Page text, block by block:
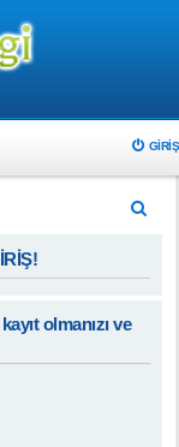
GIRIŞ
olmanızı ve